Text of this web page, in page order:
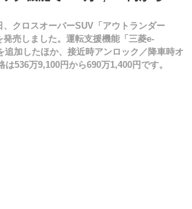
クロスオーバーSUV「アウトランダー
売しました。運転支援機能「三菱e-
加したほか、接近時アンロック／降車時オ
536万9,100円から690万1,400円です。